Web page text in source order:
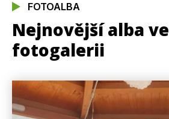
FOTOALBA
Nejnovější alba ve
fotogalerii